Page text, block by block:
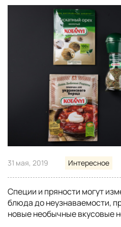
31 мая, 2019 Интересное
Специи и пряности могут
блюда до неузнаваемости,
новые необычные вкусовые